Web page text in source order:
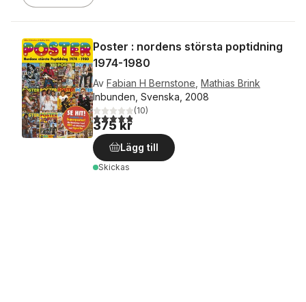
Poster : nordens största poptidning
1974-1980
Av Fabian H Bernstone Mathias Brink
Inbunden, Svenska, 2008
4,8utav 5 stjärnor. Totalt antal röster:
(10)
375 kr
Lägg till
Skickas